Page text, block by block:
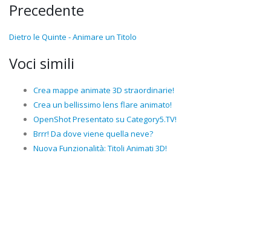
Precedente
Dietro le Quinte - Animare un Titolo
Voci simili
Crea mappe animate 3D straordinarie!
Crea un bellissimo lens flare animato!
OpenShot Presentato su Category5.TV!
Brrr! Da dove viene quella neve?
Nuova Funzionalità: Titoli Animati 3D!